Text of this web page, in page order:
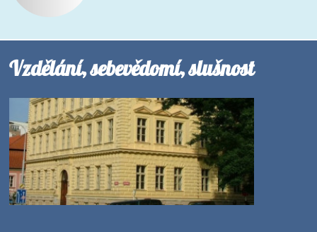
Vzdělání, sebevědomí, slušnost